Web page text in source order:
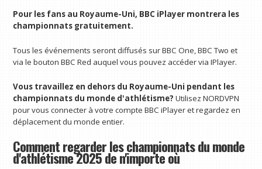
Pour les fans au Royaume-Uni, BBC iPlayer montrera les
championnats gratuitement.
Tous les événements seront diffusés sur BBC One, BBC Two et
via le bouton BBC Red auquel vous pouvez accéder via IPlayer.
Vous travaillez en dehors du Royaume-Uni pendant les
championnats du monde d'athlétisme? Utilisez NORDVPN
pour vous connecter à votre compte BBC iPlayer et regardez en
déplacement du monde entier.
Comment regarder les championnats du monde
d'athlétisme 2025 de n'importe où